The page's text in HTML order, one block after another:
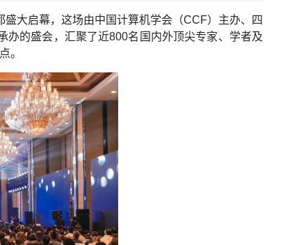
盛大启幕，这场由中国计算机学会（CCF）主办、四
的盛会，汇聚了近800名国内外顶尖专家、学者及
。